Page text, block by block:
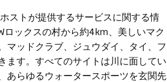
ストが提供するサービスに関する情
ロックスの村から約4km、美しいマク
マッドクラブ、ジュウダイ、タイ、フ
ます。すべてのサイトは川に面してい
あらゆるウォータースポーツを玄関先